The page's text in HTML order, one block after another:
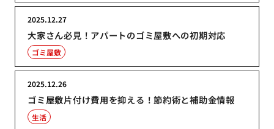
大家さん必見！アパートのゴミ屋敷への初期対応
2025.12.27
ゴミ屋敷
ゴミ屋敷片付け費用を抑える！節約術と補助金情報
2025.12.26
生活